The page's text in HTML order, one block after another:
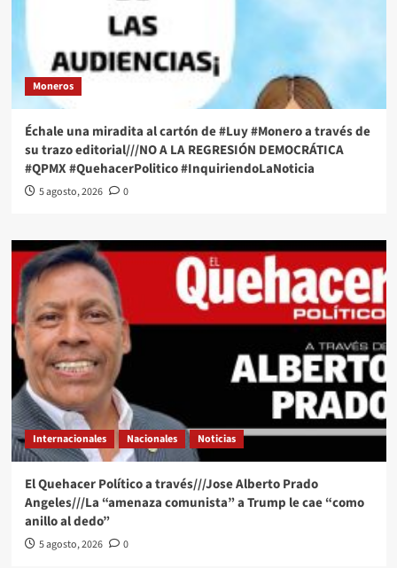
Moneros
Échale una miradita al cartón de #Luy #Monero a través de
su trazo editorial///NO A LA REGRESIÓN DEMOCRÁTICA
#QPMX #QuehacerPolitico #InquiriendoLaNoticia
5 agosto, 2026 0
Internacionales Nacionales Noticias
El Quehacer Político a través///Jose Alberto Prado
Angeles///La “amenaza comunista” a Trump le cae “como
anillo al dedo”
5 agosto, 2026 0